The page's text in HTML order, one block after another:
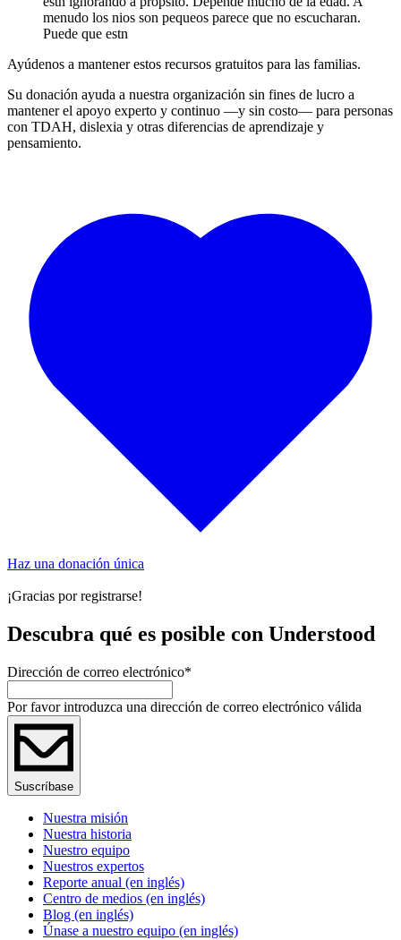
menudo los nios son pequeos parece que no escucharan.
Puede que estn
Ayúdenos a mantener estos recursos gratuitos para las familias.
Su donación ayuda a nuestra organización sin fines de lucro a
mantener el apoyo experto y continuo —y sin costo— para personas
con TDAH, dislexia y otras diferencias de aprendizaje y
pensamiento.
Haz una donación única
¡Gracias por registrarse!
Descubra qué es posible con Understood
Dirección de correo electrónico*
Por favor introduzca una dirección de correo electrónico válida
Suscríbase
Nuestra misión
Nuestra historia
Nuestro equipo
Nuestros expertos
Reporte anual (en inglés)
Centro de medios (en inglés)
Blog (en inglés)
Únase a nuestro equipo (en inglés)